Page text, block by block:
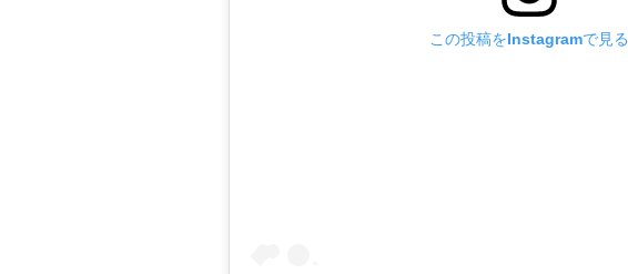
この投稿をInstagramで見る